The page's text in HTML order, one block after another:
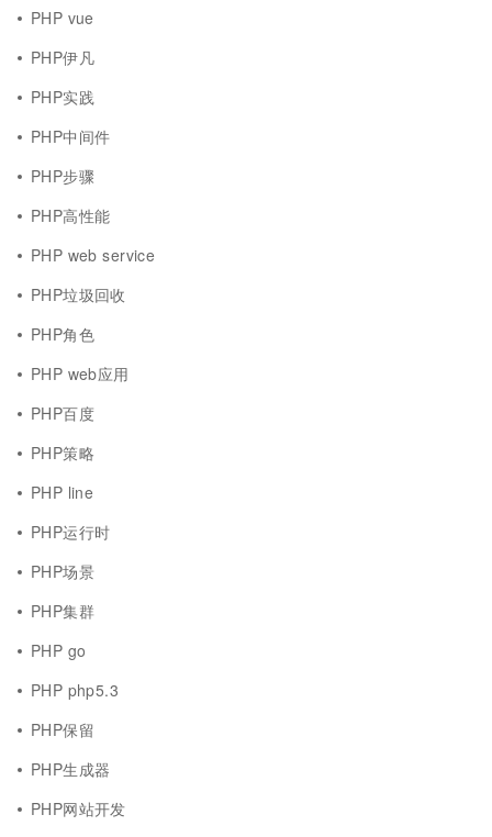
PHP vue
PHP伊凡
PHP实践
PHP中间件
PHP步骤
PHP高性能
PHP web service
PHP垃圾回收
PHP角色
PHP web应用
PHP百度
PHP策略
PHP line
PHP运行时
PHP场景
PHP集群
PHP go
PHP php5.3
PHP保留
PHP生成器
PHP网站开发